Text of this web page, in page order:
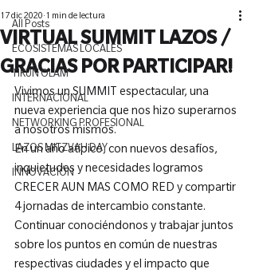
All Posts
ECOSISTEMAS LOCALES
TIKUN OLAM
INTERNACIONAL
NETWORKING PROFESIONAL
LAZOS MITZVAH DAY
INNOVACIÓN
VIRTUAL SUMMIT LAZOS /
GRACIAS POR PARTICIPAR!
17 dic 2020 1 min de lectura
Vivimos un SUMMIT espectacular, una
nueva experiencia que nos hizo superarnos
a nosotros mismos.
En un año atípico, con nuevos desafíos,
inquietudes y necesidades logramos
CRECER AUN MAS COMO RED y compartir
4 jornadas de intercambio constante.
Continuar conociéndonos y trabajar juntos
sobre los puntos en común de nuestras
respectivas ciudades y el impacto que